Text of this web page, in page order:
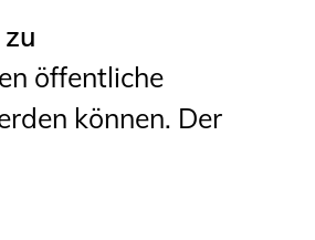
öffentliche
können. Der